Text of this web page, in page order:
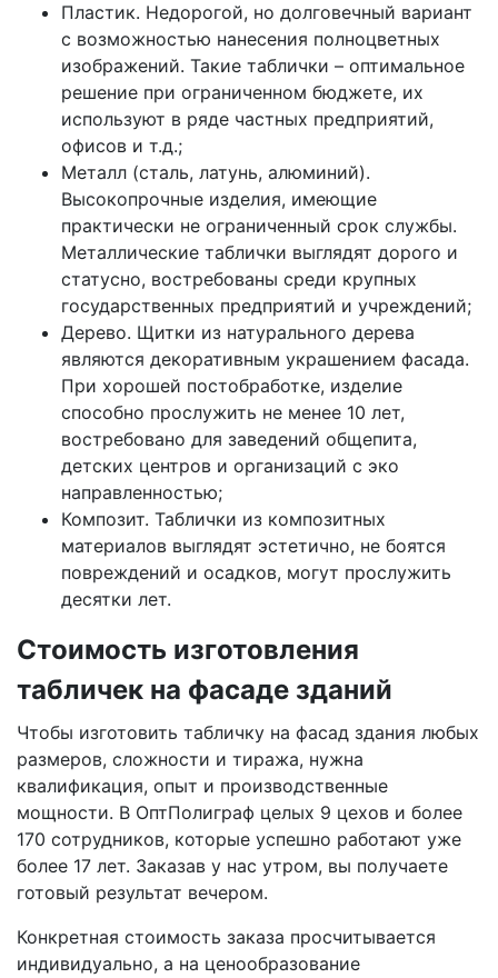
Пластик. Недорогой, но долговечный вариант
с возможностью нанесения полноцветных
изображений. Такие таблички – оптимальное
решение при ограниченном бюджете, их
используют в ряде частных предприятий,
офисов и т.д.;
Металл (сталь, латунь, алюминий).
Высокопрочные изделия, имеющие
практически не ограниченный срок службы.
Металлические таблички выглядят дорого и
статусно, востребованы среди крупных
государственных предприятий и учреждений;
Дерево. Щитки из натурального дерева
являются декоративным украшением фасада.
При хорошей постобработке, изделие
способно прослужить не менее 10 лет,
востребовано для заведений общепита,
детских центров и организаций с эко
направленностью;
Композит. Таблички из композитных
материалов выглядят эстетично, не боятся
повреждений и осадков, могут прослужить
десятки лет.
Стоимость изготовления
табличек на фасаде зданий
Чтобы изготовить табличку на фасад здания любых
размеров, сложности и тиража, нужна
квалификация, опыт и производственные
мощности. В ОптПолиграф целых 9 цехов и более
170 сотрудников, которые успешно работают уже
более 17 лет. Заказав у нас утром, вы получаете
готовый результат вечером.
Конкретная стоимость заказа просчитывается
индивидуально, а на ценообразование